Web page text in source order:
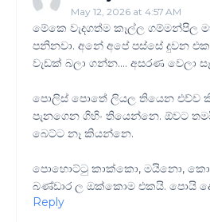
May 12, 2026 at 4:57 AM
මේකෙ වැදගත්ම කෑල්ල ගම්මන්පිල
පනිනවා. අනේ අපේ පස්සේ දුවන
වැඩක් බලා ගන්න.... අසරණ වෙලා
පොලිස් පොතේ ලියල තියෙන එව්ව
පැනගෙන ගිහිං තියෙන්නෙ. ඕවට
බෙට්ට නෑ කියන්නෙ.
පොහොට්ටු කාක්කො, මයිනො,
බණ්ඩාර ල ඔක්කොම එකයි. පොයි
Reply